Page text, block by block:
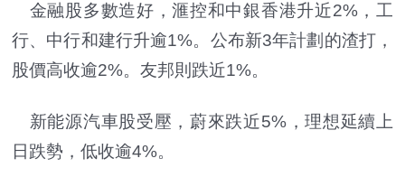
金融股多數造好，滙控和中銀香港升近2%，工
行、中行和建行升逾1%。公布新3年計劃的渣打，
股價高收逾2%。友邦則跌近1%。
新能源汽車股受壓，蔚來跌近5%，理想延續上
日跌勢，低收逾4%。